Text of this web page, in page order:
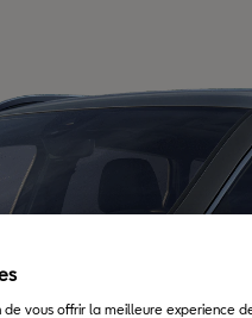
de vous offrir la meilleure experience